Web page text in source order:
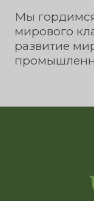
Мы
мирового
развитие